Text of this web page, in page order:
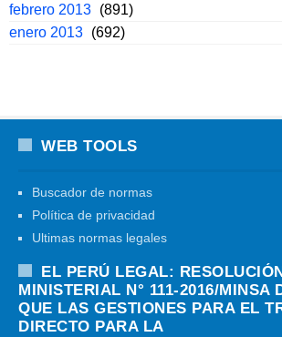
febrero 2013 (891)
enero 2013 (692)
WEB TOOLS
Buscador de normas
Política de privacidad
Ultimas normas legales
EL PERÚ LEGAL:
MINISTERIAL N° 111-2016/MINSA
QUE LAS GESTIONES PARA EL
DIRECTO PARA LA